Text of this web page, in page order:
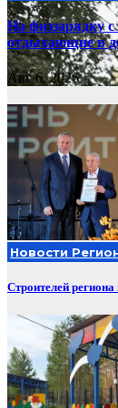
На физзарядку
отдыхающие в
Авг 6, 2026
Новости
Строителей